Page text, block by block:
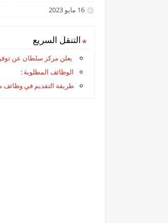
16 مايو 2023
التنقل السريع
يعلن مركز سلطان عن
الوظائف المطلوبة :
طريقة التقديم في